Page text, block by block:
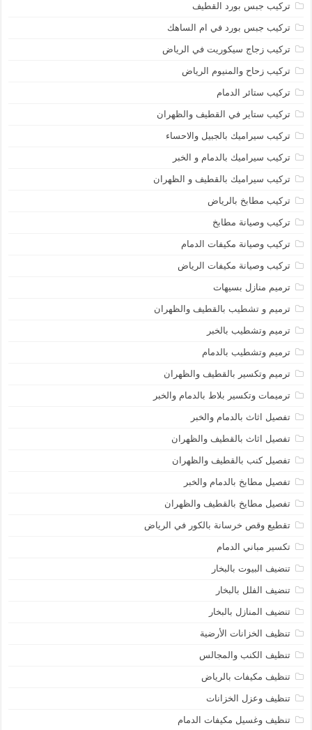
تركيب جبس بورد القطيف
تركيب جبس بورد في ام الساهك
تركيب زجاج سيكوريت في الرياض
تركيب زحاح والمنيوم الرياض
تركيب ستائر الدمام
تركيب ستاير في القطيف والظهران
تركيب سيراميك بالجبيل والاحساء
تركيب سيراميك بالدمام و الخبر
تركيب سيراميك بالقطيف و الظهران
تركيب مطابخ بالرياض
تركيب وصيانة مطابخ
تركيب وصيانة مكيفات الدمام
تركيب وصيانة مكيفات الرياض
ترميم منازل بسيهات
ترميم و تشطيب بالقطيف والظهران
ترميم وتشطيب بالخبر
ترميم وتشطيب بالدمام
ترميم وتكسير بالقطيف والظهران
ترميمات وتكسير بلاط بالدمام والخبر
تفصيل اثاث بالدمام والخبر
تفصيل اثاث بالقطيف والظهران
تفصيل كنب بالقطيف والظهران
تفصيل مطابخ بالدمام والخبر
تفصيل مطايخ بالقطيف والظهران
تقطيع وقص خرسانة بالكور في الرياض
تكسير مباني الدمام
تنضيف البيوت بالبخار
تنضيف الفلل بالبخار
تنضيف المنازل بالبخار
تنظيف الخزانات الأرضية
تنظيف الكنب والمجالس
تنظيف مكيفات بالرياض
تنظيف وعزل الخزانات
تنظيف وغسيل مكيفات الدمام